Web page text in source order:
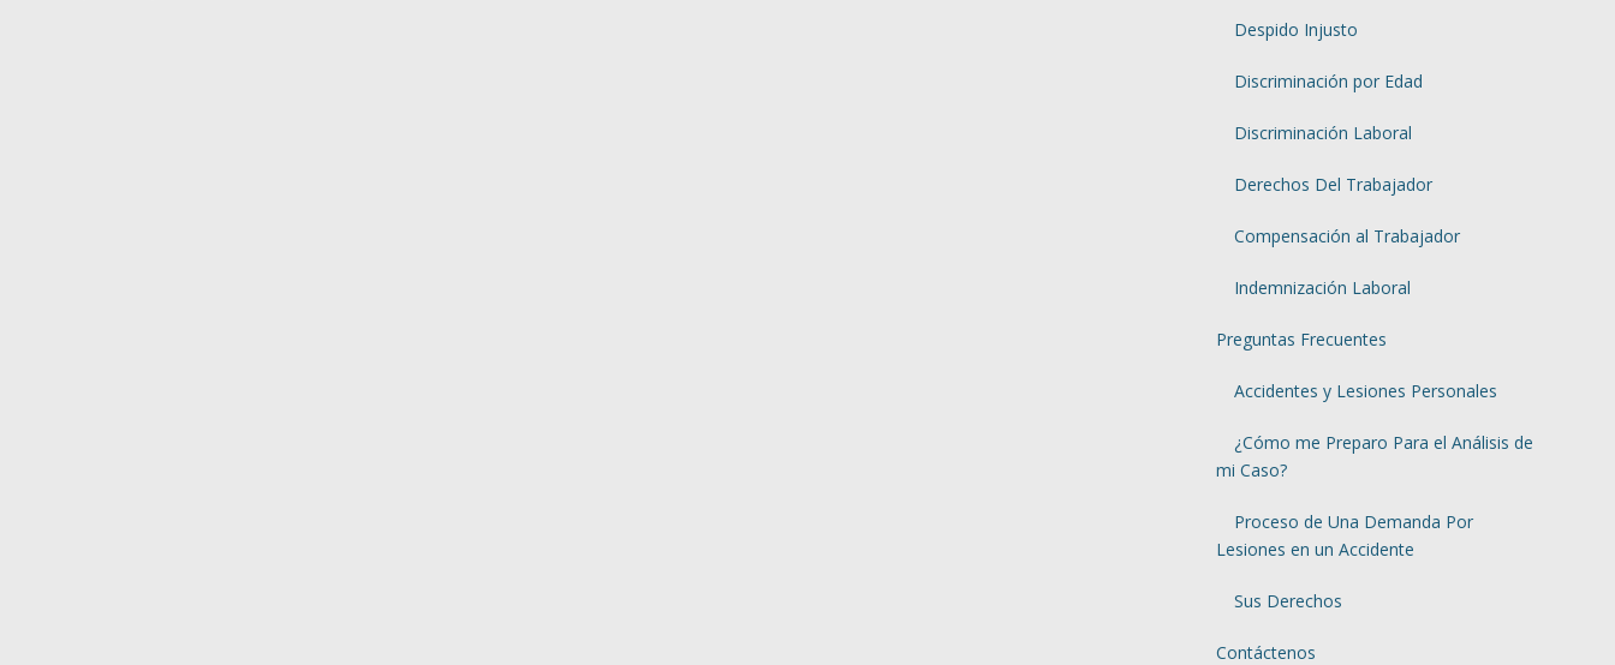
Despido Injusto
Discriminación por Edad
Discriminación Laboral
Derechos Del Trabajador
Compensación al Trabajador
Indemnización Laboral
Preguntas Frecuentes
Accidentes y Lesiones Personales
¿Cómo me Preparo Para el Análisis de
mi Caso?
Proceso de Una Demanda Por
Lesiones en un Accidente
Sus Derechos
Contáctenos